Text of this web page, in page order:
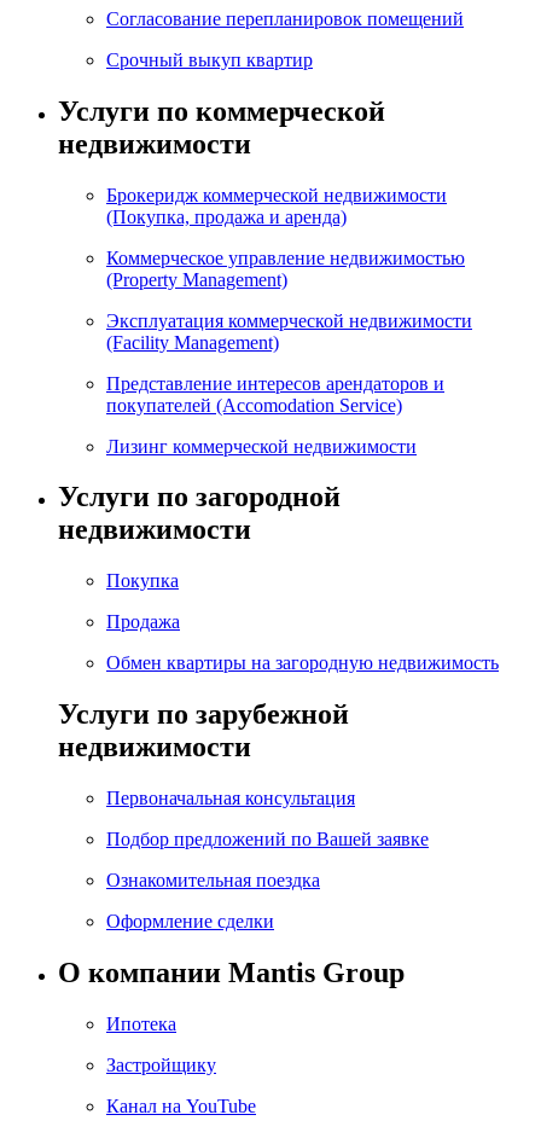
Согласование перепланировок помещений
Срочный выкуп квартир
Услуги по коммерческой
недвижимости
Брокеридж коммерческой недвижимости
(Покупка, продажа и аренда)
Коммерческое управление недвижимостью
(Property Management)
Эксплуатация коммерческой недвижимости
(Facility Management)
Представление интересов арендаторов и
покупателей (Accomodation Service)
Лизинг коммерческой недвижимости
Услуги по загородной
недвижимости
Покупка
Продажа
Обмен квартиры на загородную недвижимость
Услуги по зарубежной
недвижимости
Первоначальная консультация
Подбор предложений по Вашей заявке
Ознакомительная поездка
Оформление сделки
О компании Mantis Group
Ипотека
Застройщику
Канал на YouTube